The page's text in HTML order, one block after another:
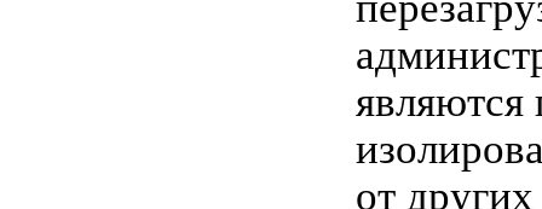
являются
от